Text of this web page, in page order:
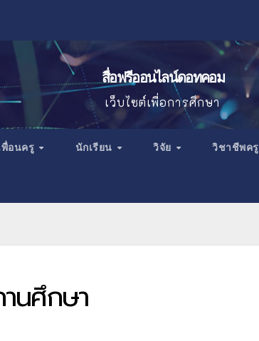
สื่อฟรีออนไลน์ดอทคอม
เว็บไซต์เพื่อการศึกษา
พื่อนครู นักเรียน วิจัย วิชาชีพครู
นศึกษา